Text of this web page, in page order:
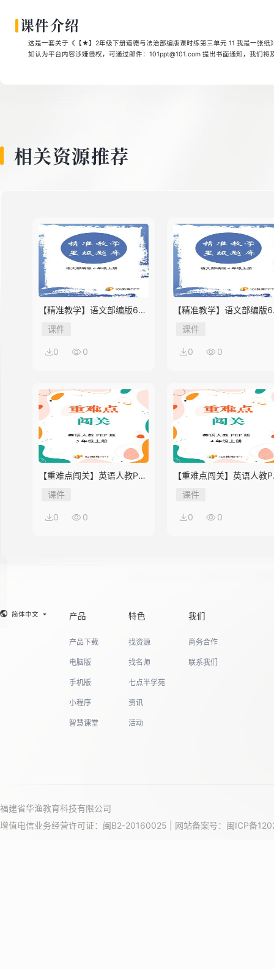
课件介绍
这是一套关于《【★】2年级下册道德与法治部编版课时练第三单元 11 我是一张
如认为平台内容涉嫌侵权，可通过邮件：101ppt@101.com 提出书面通知，我们将
相关资源推荐
【精准教学】语文部编版6年
级上册第2单元★★★★题库
课件
0 0
【精准教学】语文部编版
级上册第1单元★★★题库
课件
0 0
【重难点闯关】英语人教PEP
版5年级上册Unit 2
课件
0 0
【重难点闯关】英语人教
版4年级上册Unit 2
课件
0 0
简体中文 产品
产品下载
电脑版
手机版
小程序
智慧课堂
特色
找资源
找名师
七点半学苑
资讯
活动
我们
商务合作
联系我们
福建省华渔教育科技有限公司
增值电信业务经营许可证：闽B2-20160025 | 网站备案号： 闽ICP备